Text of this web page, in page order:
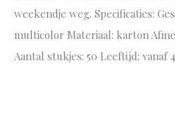
weekendje weg. Specificaties:
multicolor Materiaal: karton
Aantal stukjes: 50 Leeftijd: vanaf